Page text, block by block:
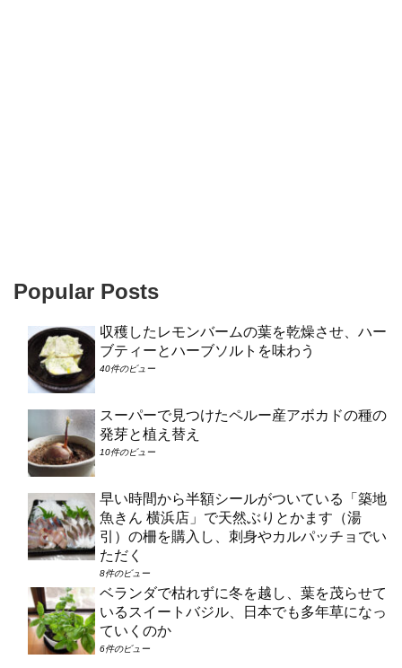
Popular Posts
収穫したレモンバームの葉を乾燥させ、ハー
ブティーとハーブソルトを味わう
40件のビュー
スーパーで見つけたペルー産アボカドの種の
発芽と植え替え
10件のビュー
早い時間から半額シールがついている「築地
魚きん 横浜店」で天然ぶりとかます（湯
引）の柵を購入し、刺身やカルパッチョでい
ただく
8件のビュー
ベランダで枯れずに冬を越し、葉を茂らせて
いるスイートバジル、日本でも多年草になっ
ていくのか
6件のビュー